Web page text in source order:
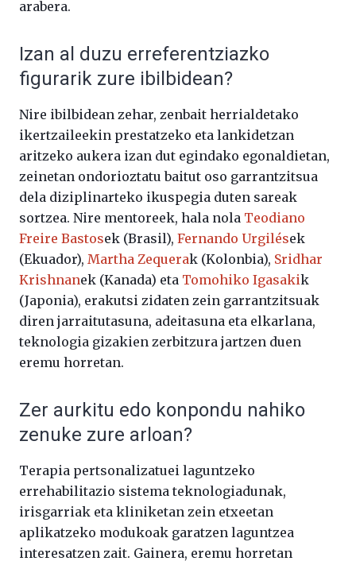
arabera.
Izan al duzu erreferentziazko
figurarik zure ibilbidean?
Nire ibilbidean zehar, zenbait herrialdetako
ikertzaileekin prestatzeko eta lankidetzan
aritzeko aukera izan dut egindako egonaldietan,
zeinetan ondorioztatu baitut oso garrantzitsua
dela diziplinarteko ikuspegia duten sareak
sortzea. Nire mentoreek, hala nola Teodiano
Freire Bastosek (Brasil), Fernando Urgilések
(Ekuador), Martha Zequerak (Kolonbia), Sridhar
Krishnanek (Kanada) eta Tomohiko Igasakik
(Japonia), erakutsi zidaten zein garrantzitsuak
diren jarraitutasuna, adeitasuna eta elkarlana,
teknologia gizakien zerbitzura jartzen duen
eremu horretan.
Zer aurkitu edo konpondu nahiko
zenuke zure arloan?
Terapia pertsonalizatuei laguntzeko
errehabilitazio sistema teknologiadunak,
irisgarriak eta kliniketan zein etxeetan
aplikatzeko modukoak garatzen laguntzea
interesatzen zait. Gainera, eremu horretan